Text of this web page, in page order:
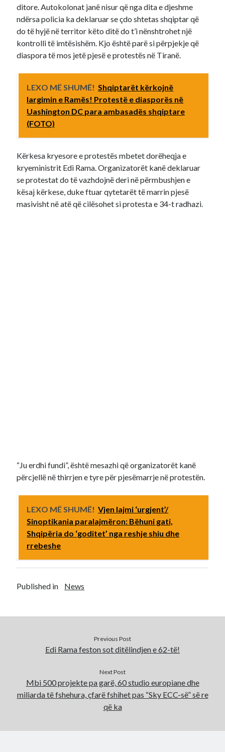
ditore. Autokolonat janë nisur që nga dita e djeshme
ndërsa policia ka deklaruar se çdo shtetas shqiptar që
do të hyjë në territor këto ditë do t’i nënshtrohet një
kontrolli të imtësishëm. Kjo është parë si përpjekje që
diaspora të mos jetë pjesë e protestës në Tiranë.
LEXO MË SHUMË! Shqiptarët kërkojnë
largimin e Ramës! Protestë e diasporës në
Uashington DC para ambasadës shqiptare
(FOTO)
Kërkesa kryesore e protestës mbetet dorëheqja e
kryeministrit Edi Rama. Organizatorët kanë deklaruar
se protestat do të vazhdojnë deri në përmbushjen e
kësaj kërkese, duke ftuar qytetarët të marrin pjesë
masivisht në atë që cilësohet si protesta e 34-t radhazi.
“Ju erdhi fundi”, është mesazhi që organizatorët kanë
përcjellë në thirrjen e tyre për pjesëmarrje në protestën.
LEXO MË SHUMË! Vjen lajmi ‘urgjent’/
Sinoptikania paralajmëron: Bëhuni gati,
Shqipëria do ‘goditet’ nga reshje shiu dhe
rrebeshe
Published in News
Previous Post
Edi Rama feston sot ditëlindjen e 62-të!
Next Post
Mbi 500 projekte pa garë, 60 studio europiane dhe
miliarda të fshehura, çfarë fshihet pas “Sky ECC-së” së re
që ka